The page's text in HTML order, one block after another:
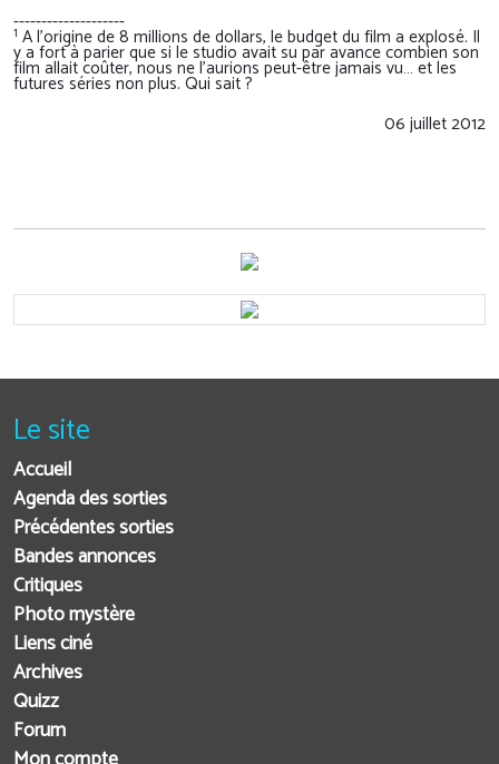
--------------------
1 A l'origine de 8 millions de dollars, le budget du film a explosé. Il
y a fort à parier que si le studio avait su par avance combien son
film allait coûter, nous ne l'aurions peut-être jamais vu… et les
futures séries non plus. Qui sait ?
06 juillet 2012
Le site
Accueil
Agenda des sorties
Précédentes sorties
Bandes annonces
Critiques
Photo mystère
Liens ciné
Archives
Quizz
Forum